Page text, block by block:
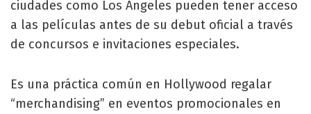
ciudades como Los Ángeles pueden tener acceso
a las películas antes de su debut oficial a través
de concursos e invitaciones especiales.
Es una práctica común en Hollywood regalar
“merchandising” en eventos promocionales en